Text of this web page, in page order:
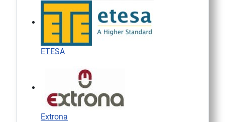
ETESA
Extrona